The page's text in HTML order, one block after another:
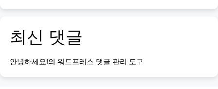
최신 댓글
안녕하세요!의 워드프레스 댓글 관리 도구